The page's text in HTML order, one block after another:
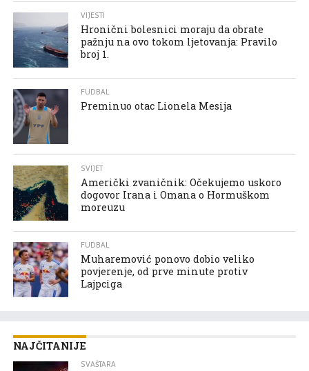
VIJESTI
Hronični bolesnici moraju da obrate
pažnju na ovo tokom ljetovanja: Pravilo
broj 1.
FUDBAL
Preminuo otac Lionela Mesija
SVIJET
Američki zvaničnik: Očekujemo uskoro
dogovor Irana i Omana o Hormuškom
moreuzu
FUDBAL
Muharemović ponovo dobio veliko
povjerenje, od prve minute protiv
Lajpciga
NAJČITANIJE
SVAŠTARA